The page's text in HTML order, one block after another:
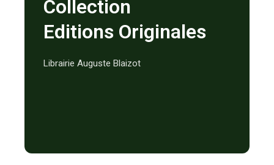
Collection
Editions Originales
Librairie Auguste Blaizot